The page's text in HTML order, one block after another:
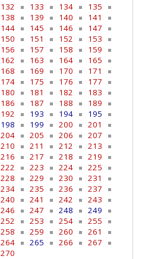
132 133 134
135
138 139 140
141
144 145 146
147
150 151 152
153
156 157 158
159
162 163 164
165
168 169 170
171
174 175 176
177
180 181 182
183
186 187 188
189
192 193 194
195
198 199 200
201
204 205 206
207
210 211 212
213
216 217 218
219
222 223 224
225
228 229 230
231
234 235 236
237
240 241 242
243
246 247 248
249
252 253 254
255
258 259 260
261
264 265 266
267
270